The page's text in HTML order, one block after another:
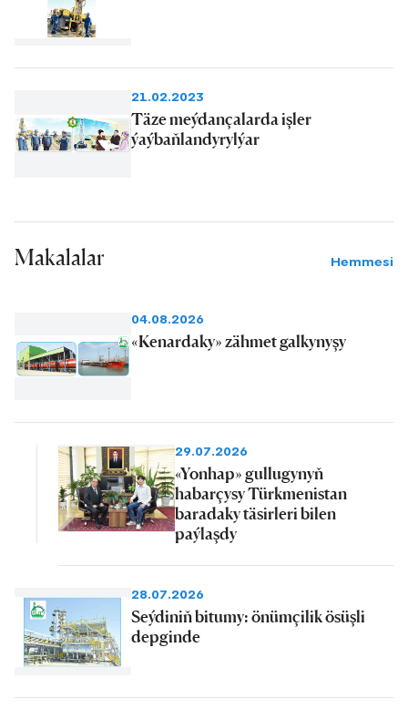
21.02.2023
Täze meýdançalarda işler
ýaýbaňlandyrylýar
Makalalar Hemmesi
04.08.2026
«Kenardaky» zähmet galkynyşy
29.07.2026
«Yonhap» gullugynyň
habarçysy Türkmenistan
baradaky täsirleri bilen
paýlaşdy
28.07.2026
Seýdiniň bitumy: önümçilik ösüşli
depginde